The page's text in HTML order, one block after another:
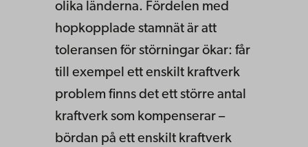
olika länderna. Fördelen med
hopkopplade stamnät är att
toleransen för störningar ökar: får
till exempel ett enskilt kraftverk
problem finns det ett större antal
kraftverk som kompenserar –
bördan på ett enskilt kraftverk